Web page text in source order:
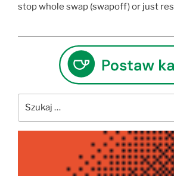
stop whole swap (swapoff) or just